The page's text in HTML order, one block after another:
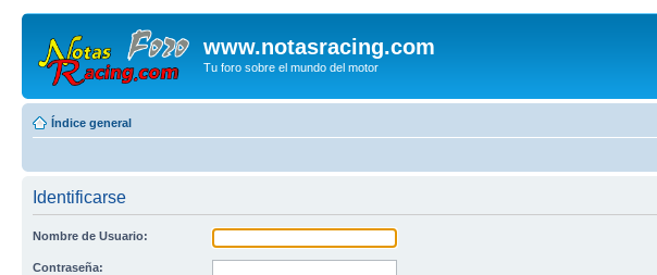
www.notasracing.com
Tu foro sobre el mundo del motor
Índice general
Identificarse
Nombre de Usuario:
Contraseña: